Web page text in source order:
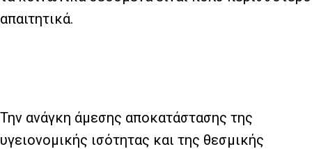
απαιτητικά.
Την ανάγκη άμεσης αποκατάστασης της
υγειονομικής ισότητας και της θεσμικής